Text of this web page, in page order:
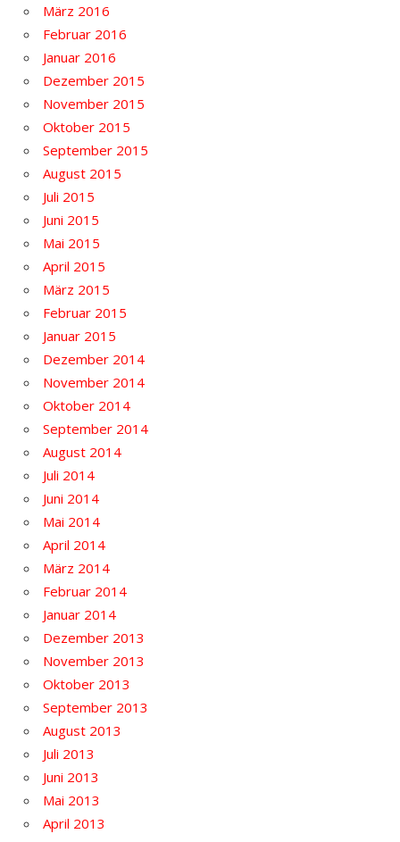
März 2016
Februar 2016
Januar 2016
Dezember 2015
November 2015
Oktober 2015
September 2015
August 2015
Juli 2015
Juni 2015
Mai 2015
April 2015
März 2015
Februar 2015
Januar 2015
Dezember 2014
November 2014
Oktober 2014
September 2014
August 2014
Juli 2014
Juni 2014
Mai 2014
April 2014
März 2014
Februar 2014
Januar 2014
Dezember 2013
November 2013
Oktober 2013
September 2013
August 2013
Juli 2013
Juni 2013
Mai 2013
April 2013